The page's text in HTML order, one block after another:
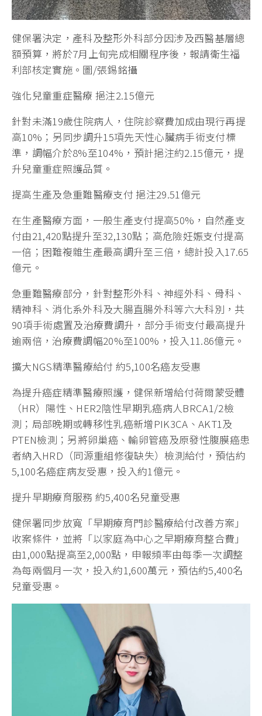
健保署決定，產科及整形外科部分因涉及西醫基層總
額預算，將於7月上旬完成相關程序後，報請衛生福
利部核定實施。圖/張錫銘攝
強化兒童重症醫療 挹注2.15億元
針對未滿19歲住院病人，住院診察費加成由現行再提
高10%；另同步調升15項先天性心臟病手術支付標
準，調幅介於8%至104%，預計挹注約2.15億元，提
升兒童重症照護品質。
提高生產及急重難醫療支付 挹注29.51億元
在生產醫療方面，一般生產支付提高50%，自然產支
付由21,420點提升至32,130點；高危險妊娠支付提高
一倍；困難複雜生產最高調升至三倍，總計投入17.65
億元。
急重難醫療部分，針對整形外科、神經外科、骨科、
精神科、消化系外科及大腸直腸外科等六大科別，共
90項手術處置及治療費調升，部分手術支付最高提升
逾兩倍，治療費調幅20%至100%，投入11.86億元。
擴大NGS精準醫療給付 約5,100名癌友受惠
為提升癌症精準醫療照護，健保新增給付荷爾蒙受體
（HR）陽性、HER2陰性早期乳癌病人BRCA1/2檢
測；局部晚期或轉移性乳癌新增PIK3CA、AKT1及
PTEN檢測；另將卵巢癌、輸卵管癌及原發性腹膜癌患
者納入HRD（同源重組修復缺失）檢測給付，預估約
5,100名癌症病友受惠，投入約1億元。
提升早期療育服務 約5,400名兒童受惠
健保署同步放寬「早期療育門診醫療給付改善方案」
收案條件，並將「以家庭為中心之早期療育整合費」
由1,000點提高至2,000點，申報頻率由每季一次調整
為每兩個月一次，投入約1,600萬元，預估約5,400名
兒童受惠。